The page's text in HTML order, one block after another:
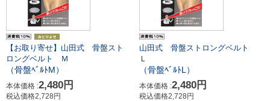
【お取り寄せ】山田式 骨盤スト
ロングベルト Ｍ
（骨盤ﾍﾞﾙﾄM）
本体価格 :2,480円
税込価格2,728円
山田式 骨盤ストロングベルト
Ｌ
（骨盤ﾍﾞﾙﾄL）
本体価格 :2,480円
税込価格2,728円